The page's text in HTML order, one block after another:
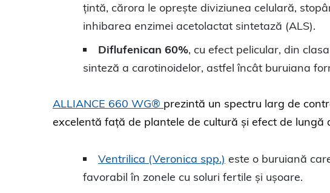
țintă, cărora le oprește diviziunea celulară,
inhibarea enzimei acetolactat sintetază (ALS).
Diflufenican 60%, cu efect pelicular, din
sinteză a carotinoidelor, astfel încât buruiana
ALLIANCE 660 WG® prezintă un spectru larg de
excelentă față de plantele de cultură și efect de lungă
Ventrilica (Veronica spp.) este o buruiană
favorabil în zonele cu soluri fertile și ușoare.